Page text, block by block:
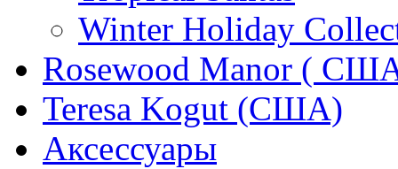
Winter Holiday
Rosewood Manor (
Teresa Kogut (США)
Аксессуары